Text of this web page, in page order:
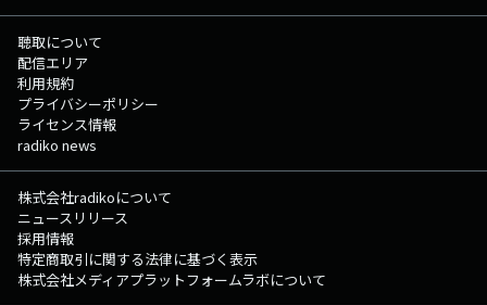
聴取について
配信エリア
利用規約
プライバシーポリシー
ライセンス情報
radiko news
株式会社radikoについて
ニュースリリース
採用情報
特定商取引に関する法律に基づく表示
株式会社メディアプラットフォームラボについて